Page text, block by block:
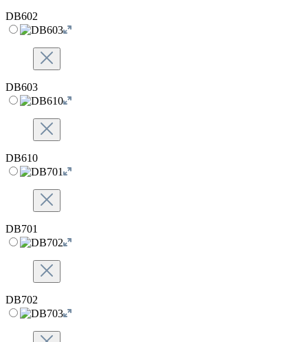
DB602
DB603
DB610
DB701
DB702